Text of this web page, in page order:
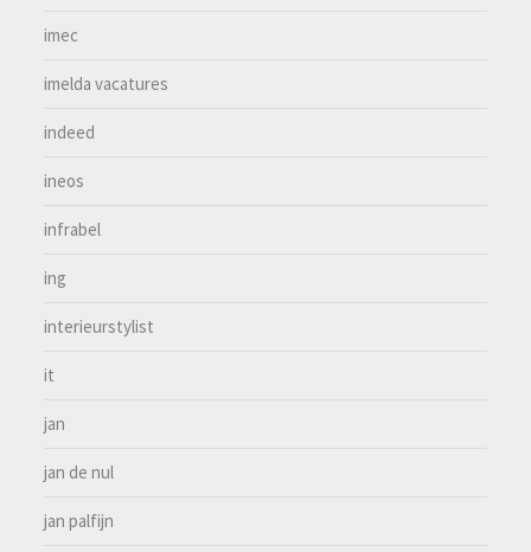
imec
imelda vacatures
indeed
ineos
infrabel
ing
interieurstylist
it
jan
jan de nul
jan palfijn